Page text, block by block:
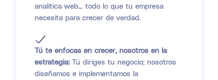
analítica web... todo lo que tu empresa
necesita para crecer de verdad.
Tú te enfocas en crecer, nosotros en la
estrategia:Tú diriges tu negocio; nosotros
diseñamos e implementamos la